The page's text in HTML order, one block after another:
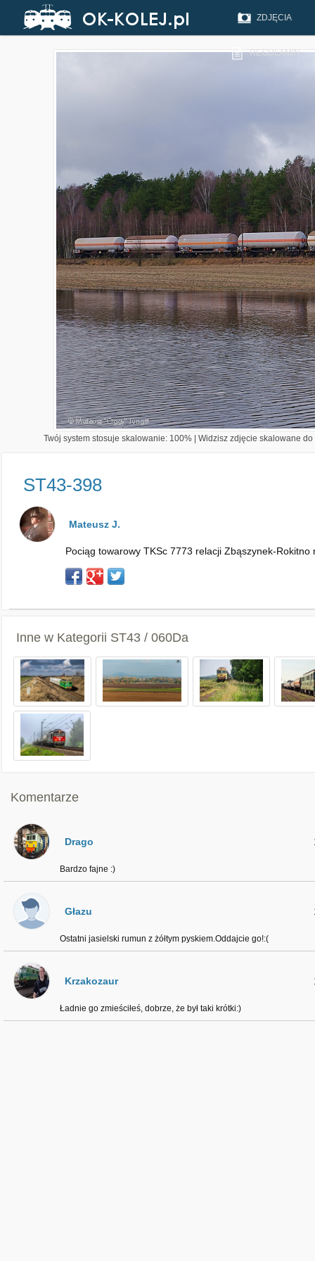
ZDJĘCIA
REGULAMIN
Twój system stosuje skalowanie: 100% | Widzisz zdjęcie skalowane
ST43-398
Mateusz J.
Pociąg towarowy TKSc 7773 relacji Zbąszynek-
Inne w Kategorii ST43 / 060Da
Komentarze
Drago
Bardzo fajne :)
Głazu
Ostatni jasielski rumun z żółtym pyskiem.Oddajcie go!:(
Krzakozaur
Ładnie go zmieściłeś, dobrze, że był taki krótki:)